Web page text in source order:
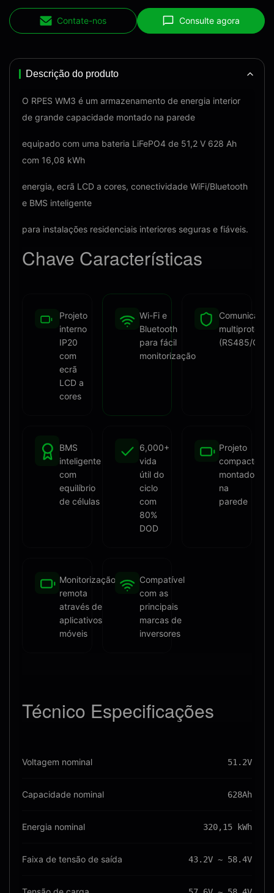
Contate-nos Consulte agora
Descrição do produto
O RPES WM3 é um armazenamento de energia interior
de grande capacidade montado na parede
equipado com uma bateria LiFePO4 de 51,2 V 628 Ah
com 16,08 kWh
energia, ecrã LCD a cores, conectividade WiFi/Bluetooth
e BMS inteligente
para instalações residenciais interiores seguras e fiáveis.
Chave Características
Projeto
interno
IP20
com
ecrã
LCD a
cores
Wi-Fi e
Bluetooth
para fácil
monitorização
Comunicação
(RS485/CAN)
BMS
inteligente
com
equilíbrio
de células
6,000+
vida
útil do
ciclo
com
80%
DOD
Projeto
compacto
montado
na
parede
Monitorização
remota
através de
aplicativos
móveis
Compatível
com as
principais
marcas de
inversores
Técnico Especificações
Voltagem nominal 51.2V
Capacidade nominal 628Ah
Energia nominal 320,15 kWh
Faixa de tensão de saída 43.2V ~ 58.4V